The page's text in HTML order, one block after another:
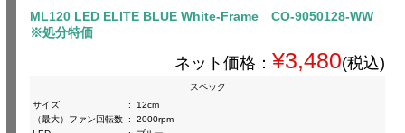
ML120 LED ELITE BLUE White-Frame CO-9050128-WW
※処分特価
ネット価格： ¥3,480(税込)
スペック
サイズ
:
12cm
（最大）ファン回転数 :
2000rpm